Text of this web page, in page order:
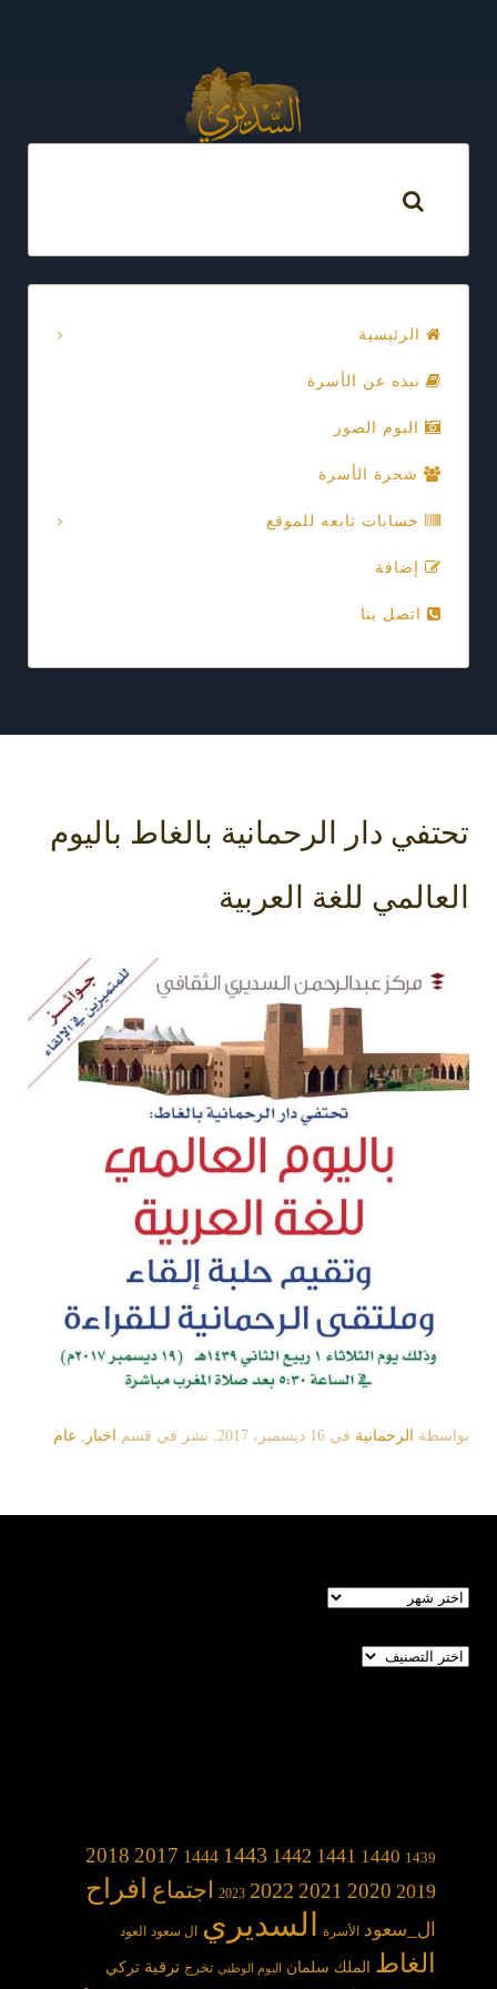
الرئيسية
نبذه عن الأسرة
البوم الصور
شجرة الأسرة
حسابات تابعه للموقع
إضافة
اتصل بنا
تحتفي دار الرحمانية بالغاط باليوم
العالمي للغة العربية
بواسطة الرحمانية في 16 ديسمبر، 2017 . نشر في قسم اخبار , عام
الأرشيف
تصنيفات
1439
1440
1441
1442
1443
1444
2017
2018
2019
2020
2021
2022
2023 اجتماع افراح
ال_سعود الأسرة السديري ال سعود العود
الغاط الملك سلمان اليوم الوطني تخرج ترقية تركي